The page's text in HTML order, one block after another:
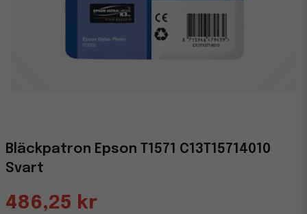
Bläckpatron Epson T1571 C13T15714010
Svart
486,25 kr